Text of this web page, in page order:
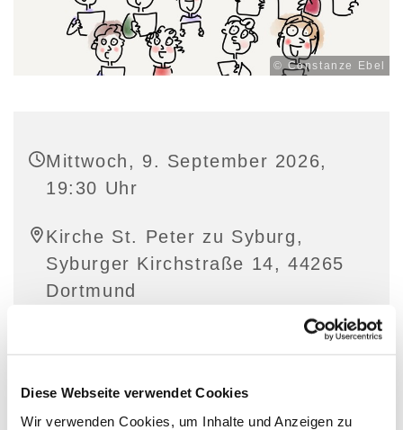
Diese Webseite verwendet Cookies
Wir verwenden Cookies, um Inhalte und Anzeigen zu
© Constanze Ebel
Mittwoch, 9. September 2026,
19:30 Uhr
Kirche St. Peter zu Syburg,
Syburger Kirchstraße 14, 44265
Dortmund